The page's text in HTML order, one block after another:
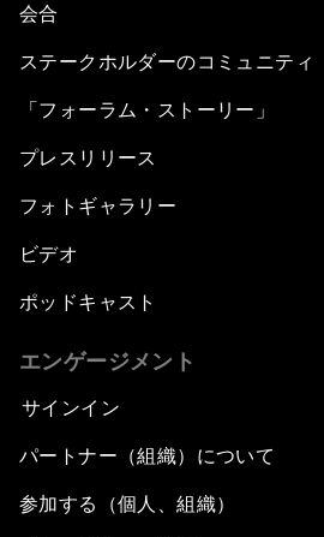
会合
ステークホルダーのコミュニティ
「フォーラム・ストーリー」
プレスリリース
フォトギャラリー
ビデオ
ポッドキャスト
エンゲージメント
サインイン
パートナー（組織）について
参加する（個人、組織）